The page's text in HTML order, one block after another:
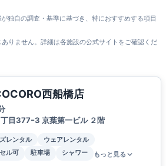
独自の調査・基準に基づき、特におすすめする項目
りません。詳細は各施設の公式サイトをご確認くだ
西船橋店
目377ｰ3 京葉第一ビル ２階
レンタル
ウェアレンタル
ル可 駐車場 シャワー もっと見る